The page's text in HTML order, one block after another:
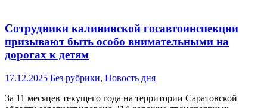
Сотрудники калининской госавтоинспекции
призывают быть особо внимательными на
дорогах к детям
17.12.2025 Без рубрики, Новость дня
За 11 месяцев текущего года на территории Саратовской